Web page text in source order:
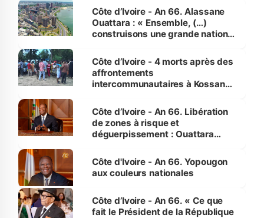
enfants
Côte d’Ivoire - An 66. Alassane
Ouattara : « Ensemble, (…)
construisons une grande nation
générations futures »
Côte d’Ivoire - 4 morts après des
affrontements
intercommunautaires à Kossandji
milieu des sinistrés
Côte d’Ivoire - An 66. Libération
de zones à risque et
déguerpissement : Ouattara
l'Etat de droit pour préserver les
vies humaines »
Côte d'Ivoire - An 66. Yopougon
aux couleurs nationales
Côte d’Ivoire - An 66. « Ce que
fait le Président de la République